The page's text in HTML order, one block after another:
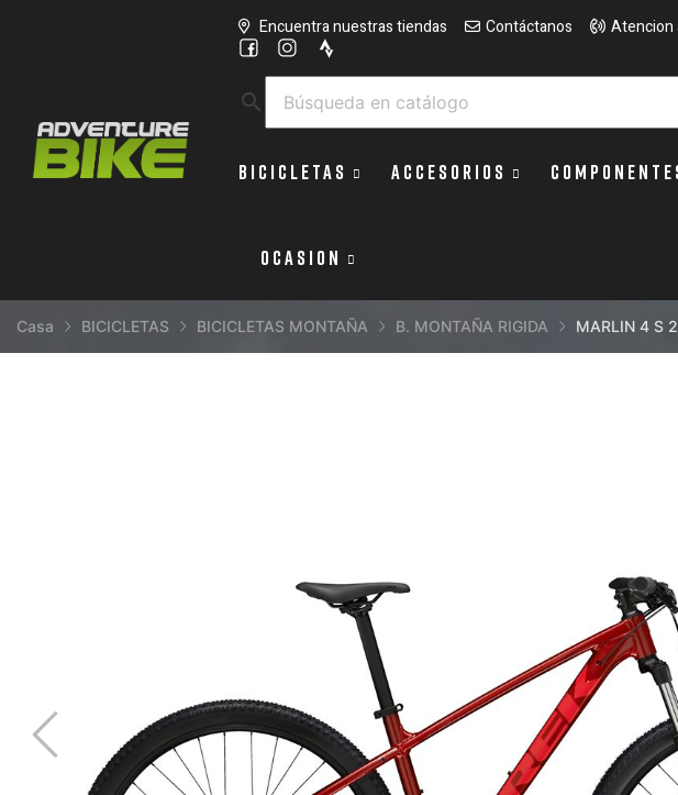
Encuentra nuestras tiendas Contáctanos Atencion
search
BICICLETAS ACCESORIOS
OCASION
Casa BICICLETAS BICICLETAS MONTAÑA B. MONTAÑA RIGIDA MARLIN 4 S